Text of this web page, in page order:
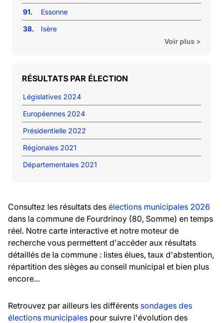
91.
Essonne
38.
Isère
Voir plus >
RÉSULTATS PAR ÉLECTION
Législatives 2024
Européennes 2024
Présidentielle 2022
Régionales 2021
Départementales 2021
Consultez les résultats des élections municipales 2026
dans la commune de Fourdrinoy (80, Somme) en temps
réel. Notre carte interactive et notre moteur de
recherche vous permettent d'accéder aux résultats
détaillés de la commune : listes élues, taux d'abstention,
répartition des sièges au conseil municipal et bien plus
encore...
Retrouvez par ailleurs les différents sondages des
élections municipales pour suivre l'évolution des